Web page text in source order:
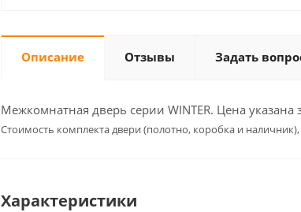
Описание Отзывы Задать
Межкомнатная дверь серии WINTER. Цена указана
Cтоимость комплекта двери (полотно, коробка и
Характеристики